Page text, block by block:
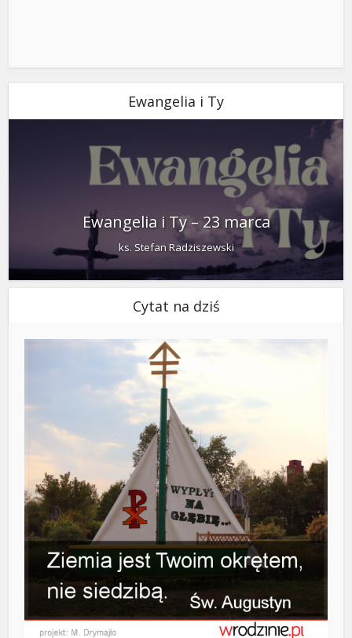
Ewangelia i Ty
Ewangelia i Ty – 23 marca
ks. Stefan Radziszewski
Cytat na dziś